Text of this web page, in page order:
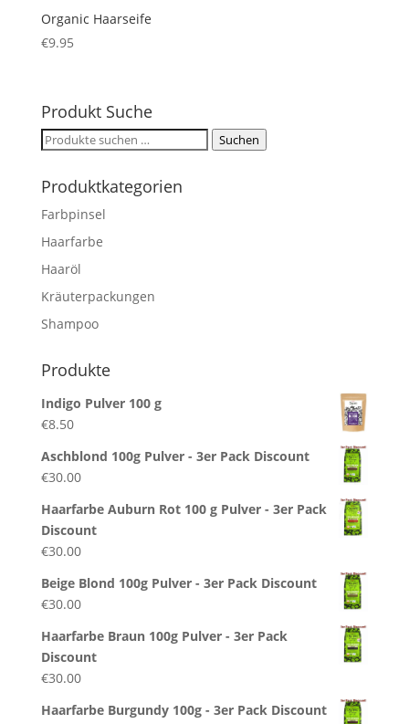
Organic Haarseife
€9.95
Produkt Suche
Suchen
Suchen
Produktkategorien
Farbpinsel
Haarfarbe
Haaröl
Kräuterpackungen
Shampoo
Produkte
Indigo Pulver 100 g
€8.50
Aschblond 100g Pulver - 3er Pack Discount
€30.00
Haarfarbe Auburn Rot 100 g Pulver - 3er Pack
Discount
€30.00
Beige Blond 100g Pulver - 3er Pack Discount
€30.00
Haarfarbe Braun 100g Pulver - 3er Pack
Discount
€30.00
Haarfarbe Burgundy 100g - 3er Pack Discount